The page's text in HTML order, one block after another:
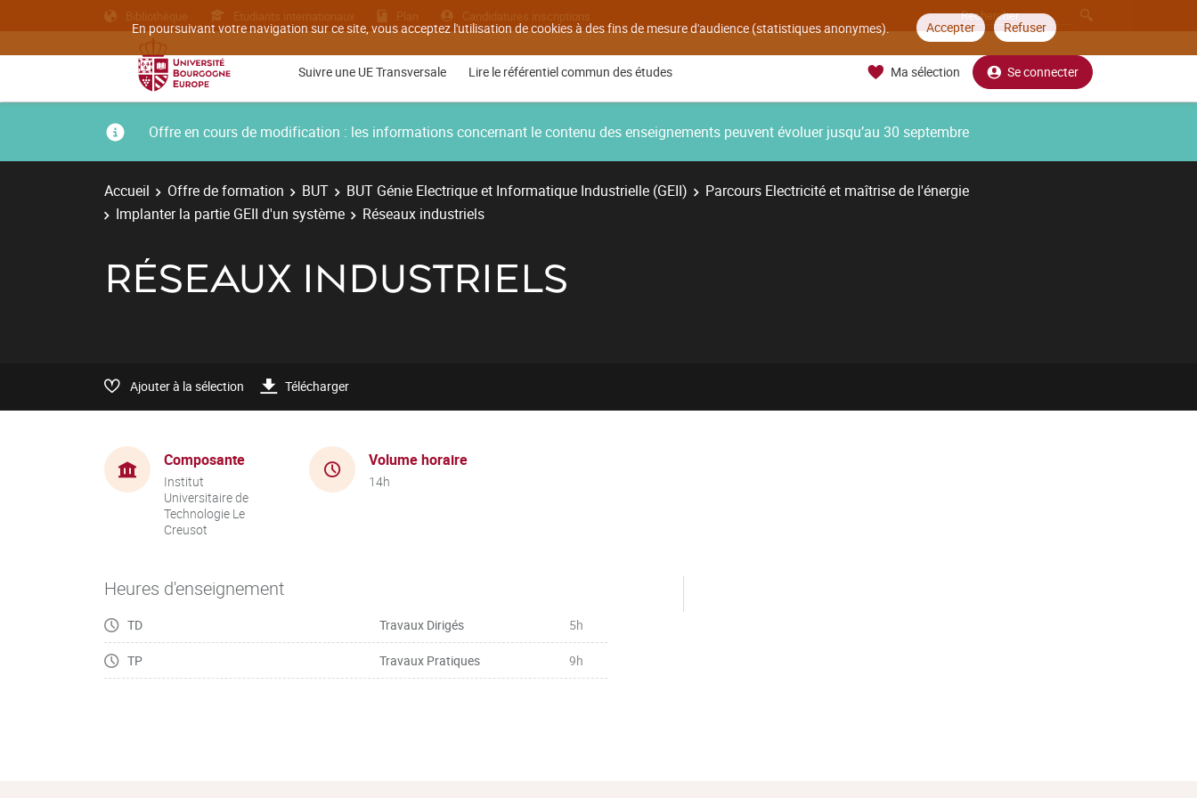
En poursuivant votre navigation sur ce site, vous acceptez l'utilisation de cookies à des fins de mesure d'audience (statistiques anonymes). Accepter Refuser
Bibliothèque Etudiants internationaux Plan Candidatures inscriptions
Suivre une UE Transversale Lire le référentiel commun des études Ma sélection Se connecter
Offre en cours de modification : les informations concernant le contenu des enseignements peuvent évoluer jusqu’au 30 septembre
Accueil Offre de formation BUT BUT Génie Electrique et Informatique Industrielle (GEII)
Parcours Electricité et maîtrise de l'énergie
Implanter la partie GEII d'un système
Réseaux industriels
RÉSEAUX INDUSTRIELS
Ajouter à la sélection Télécharger
Composante
Institut
Universitaire de
Technologie Le
Creusot
Volume horaire
14h
Heures d'enseignement
TD Travaux Dirigés 5h
TP Travaux Pratiques 9h